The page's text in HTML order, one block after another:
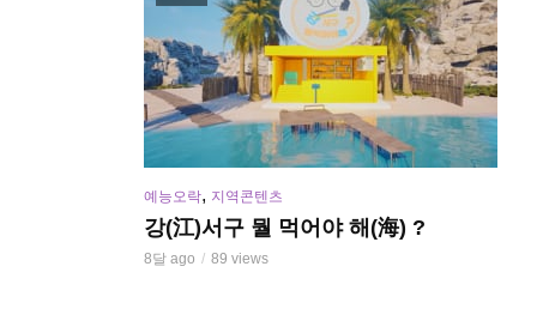
예능오락, 지역콘텐츠
강(江)서구 뭘 먹어야 해(海) ?
8달 ago 89 views